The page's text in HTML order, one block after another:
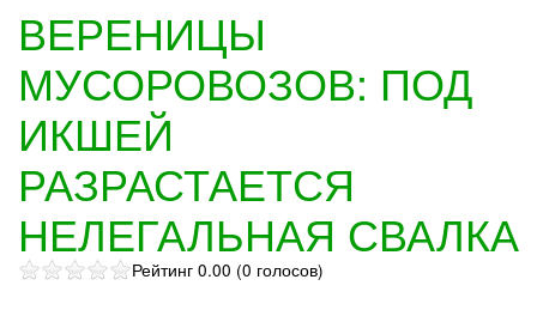
ВЕРЕНИЦЫ
МУСОРОВОЗОВ: ПОД
ИКШЕЙ
РАЗРАСТАЕТСЯ
НЕЛЕГАЛЬНАЯ СВАЛКА
Рейтинг 0.00 (0 голосов)